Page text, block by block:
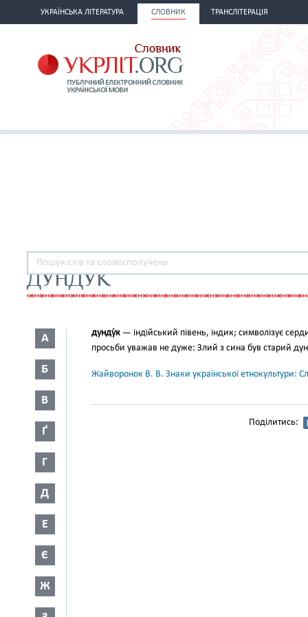
УКРАЇНСЬКА ЛІТЕРАТУРА СЛОВНИК ТРАНСЛІТЕРАЦІЯ
ДУНДУК
А
Б
В
Ґ
Г
Д
Е
Є
Ж
дунду́к — індійський півень, ін­дик; символізує
просьби уважав не дуже: Злий з сина був старий
Жайворонок В. В. Знаки української етнокультури:
Поділитись: